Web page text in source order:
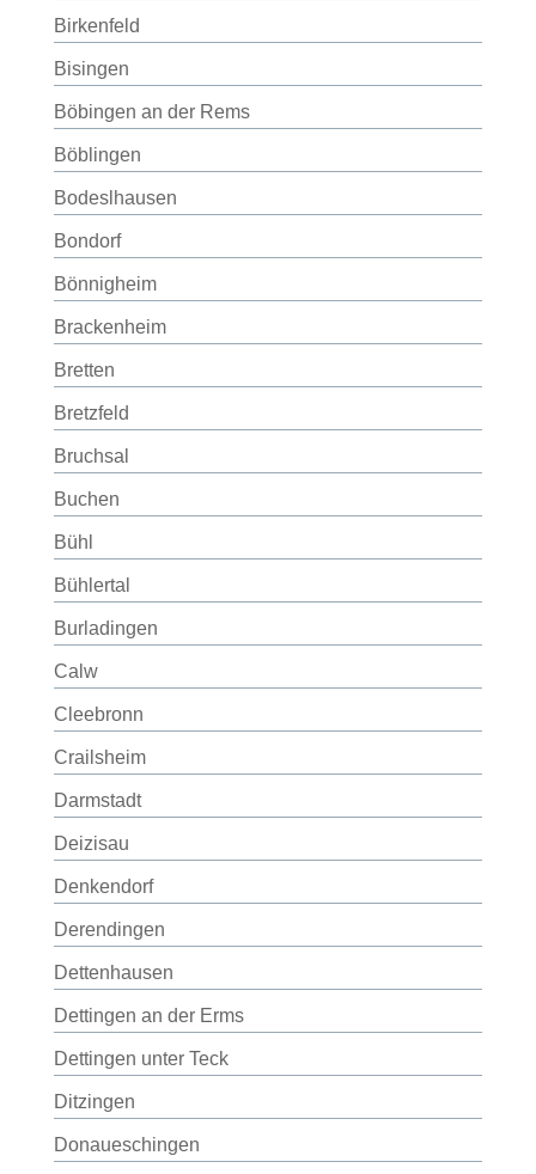
Birkenfeld
Bisingen
Böbingen an der Rems
Böblingen
Bodeslhausen
Bondorf
Bönnigheim
Brackenheim
Bretten
Bretzfeld
Bruchsal
Buchen
Bühl
Bühlertal
Burladingen
Calw
Cleebronn
Crailsheim
Darmstadt
Deizisau
Denkendorf
Derendingen
Dettenhausen
Dettingen an der Erms
Dettingen unter Teck
Ditzingen
Donaueschingen